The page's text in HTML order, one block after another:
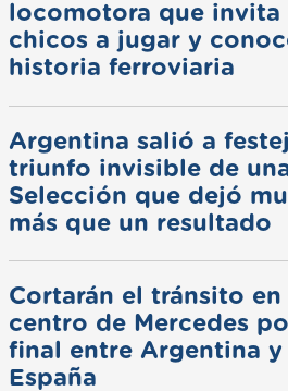
locomotora que invita
chicos a jugar y
historia ferroviaria
Argentina salió a
triunfo invisible de
Selección que dejó
más que un resultado
Cortarán el tránsito en
centro de Mercedes
final entre Argentina y
España